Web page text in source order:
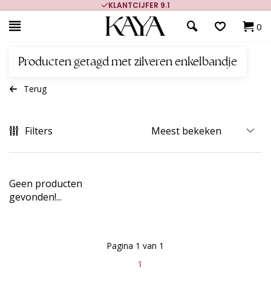
KLANTCIJFER 9.1
0
Producten getagd met zilveren enkelbandje
Terug
Filters
Geen producten
gevonden!...
1
Pagina 1 van 1